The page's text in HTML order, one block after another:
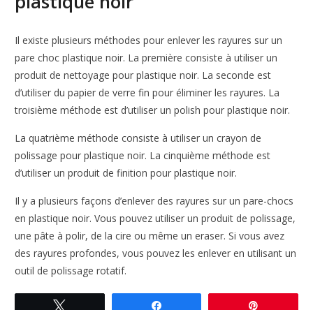
Il existe plusieurs méthodes pour enlever les rayures sur un
pare choc plastique noir. La première consiste à utiliser un
produit de nettoyage pour plastique noir. La seconde est
d’utiliser du papier de verre fin pour éliminer les rayures. La
troisième méthode est d’utiliser un polish pour plastique noir.
La quatrième méthode consiste à utiliser un crayon de
polissage pour plastique noir. La cinquième méthode est
d’utiliser un produit de finition pour plastique noir.
Il y a plusieurs façons d’enlever des rayures sur un pare-chocs
en plastique noir. Vous pouvez utiliser un produit de polissage,
une pâte à polir, de la cire ou même un eraser. Si vous avez
des rayures profondes, vous pouvez les enlever en utilisant un
outil de polissage rotatif.